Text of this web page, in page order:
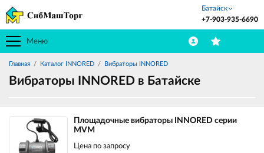
Меню
Батайск
+7-903-935-6690
Главная Каталог INNORED Вибраторы INNORED
Вибраторы INNORED в Батайске
Площадочные вибраторы INNORED серии
MVM
Цена по запросу